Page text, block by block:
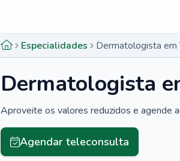
Especialidades Dermatologista em
Dermatologista
Aproveite os valores reduzidos e agende
Agendar teleconsulta